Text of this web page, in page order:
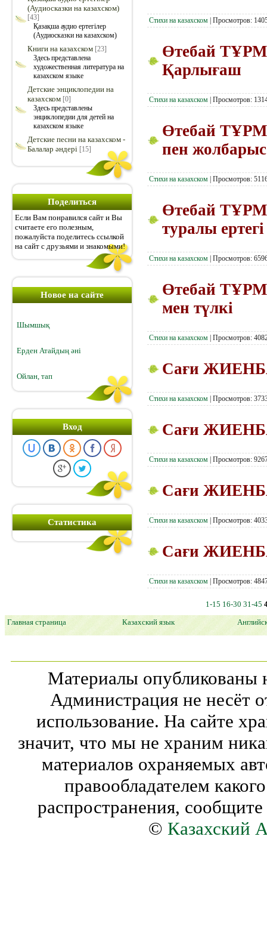
(Аудиосказки на казахском)
[43]
Қазақша аудио ертегілер
(Аудиосказки на казахском)
Книги на казахском [23]
Здесь представлена
художественная литература на
казахском языке
Детские энциклопедии на
казахском [0]
Здесь представлены
энциклопедии для детей на
казахском языке
Детские песни на казахском -
Балалар әндері [15]
Поделиться
Если Вам понравился сайт и Вы
считаете его полезным,
пожалуйста поделитесь ссылкой
на сайт с друзьями и знакомыми!
Новое на сайте
Шымшық
Ерден Атайдың әні
Ойлан, тап
Вход
Статистика
Стихи на казахском Просмотров:
Өтебай
Қарлығаш
Стихи на казахском Просмотров:
Өтебай
пен жолбарыс
Стихи на казахском Просмотров:
Өтебай
туралы ертегі
Стихи на казахском Просмотров:
Өтебай
мен түлкі
Стихи на казахском Просмотров:
Сағи
Стихи на казахском Просмотров:
Сағи
Стихи на казахском Просмотров:
Сағи
Стихи на казахском Просмотров:
Сағи
Стихи на казахском Просмотров:
1-15 16-30 31-45
Главная страница Казахский язык
Материалы опубликованы
Администрация не несёт
использование. На сайте
значит, что мы не храним
материалов охраняемых
правообладателем
распространения,
© Казахский